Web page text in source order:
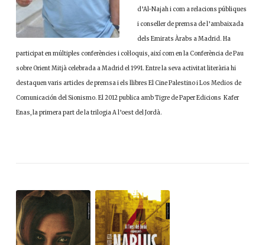
d’Al-Najah i com a relacions públiques
i conseller de premsa de l’ambaixada
dels Emirats Àrabs a Madrid. Ha
participat en múltiples conferències i col·loquis, així com en la Conferència de Pau
sobre Orient Mitjà celebrada a Madrid el 1991. Entre la seva activitat literària hi
destaquen varis articles de premsa i els llibres El Cine Palestino i Los Medios de
Comunicación del Sionismo. El 2012 publica amb Tigre de Paper Edicions Kafer
Enas, la primera part de la trilogia A l’oest del Jordà.